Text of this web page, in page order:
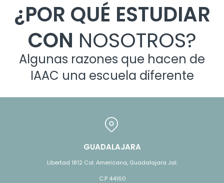
¿POR QUÉ ESTUDIAR
CON NOSOTROS?
Algunas razones que hacen de
IAAC una escuela diferente
GUADALAJARA
Libertad 1812 Col. Americana, Guadalajara Jal.
C.P 44160